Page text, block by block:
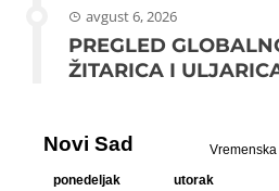
avgust 6, 2026
PREGLED
ŽITARICA I